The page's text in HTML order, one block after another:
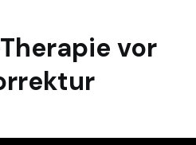
vor